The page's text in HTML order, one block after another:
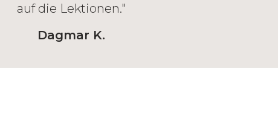
auf die Lektionen."
Dagmar K.